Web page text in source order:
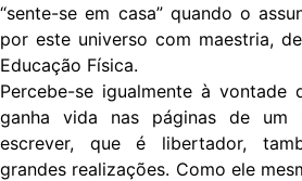
“sente-se em casa” quando o
por este universo com maestria,
Educação Física.
Percebe-se igualmente à vontade
ganha vida nas páginas de
escrever, que é libertador,
grandes realizações. Como ele